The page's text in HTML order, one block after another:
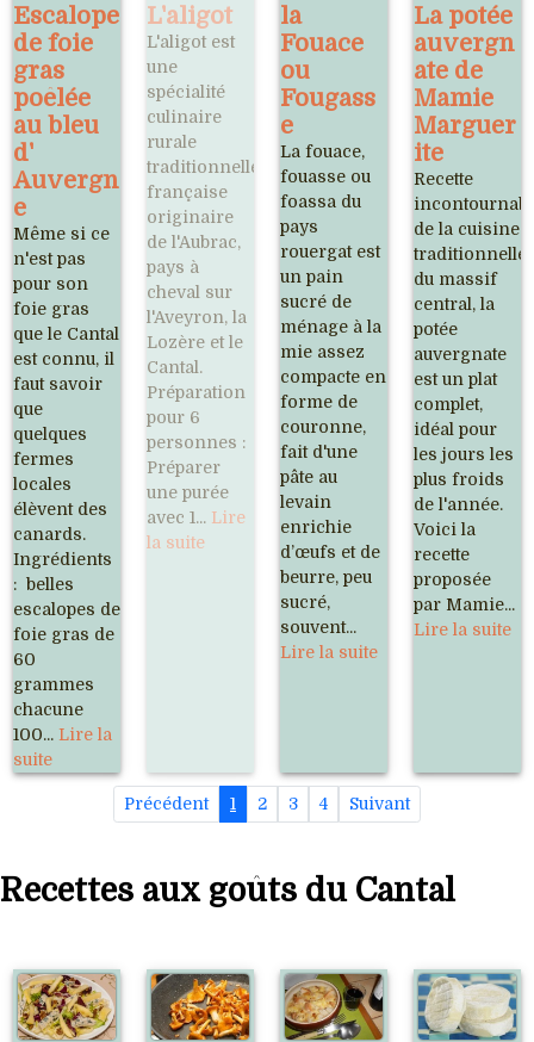
Escalope
de foie
gras
poêlée
au bleu
d'
Auvergn
e
Même si ce
n'est pas
pour son
foie gras
que le Cantal
est connu, il
faut savoir
que
quelques
fermes
locales
élèvent des
canards.
Ingrédients
: belles
escalopes de
foie gras de
60
grammes
chacune
100... Lire la
suite
L'aligot
L'aligot est
une
spécialité
culinaire
rurale
traditionnelle
française
originaire
de l'Aubrac,
pays à
cheval sur
l'Aveyron, la
Lozère et le
Cantal.
Préparation
pour 6
personnes :
Préparer
une purée
avec 1... Lire
la suite
la
Fouace
ou
Fougass
e
La fouace,
fouasse ou
foassa du
pays
rouergat est
un pain
sucré de
ménage à la
mie assez
compacte en
forme de
couronne,
fait d'une
pâte au
levain
enrichie
d’œufs et de
beurre, peu
sucré,
souvent...
Lire la suite
La potée
auvergn
ate de
Mamie
Marguer
ite
Recette
de la cuisine
traditionnelle
du massif
central, la
potée
auvergnate
est un plat
complet,
idéal pour
les jours les
plus froids
de l'année.
Voici la
recette
proposée
par Mamie...
Lire la suite
Précédent 1 2 3 4 Suivant
Recettes aux goûts du Cantal